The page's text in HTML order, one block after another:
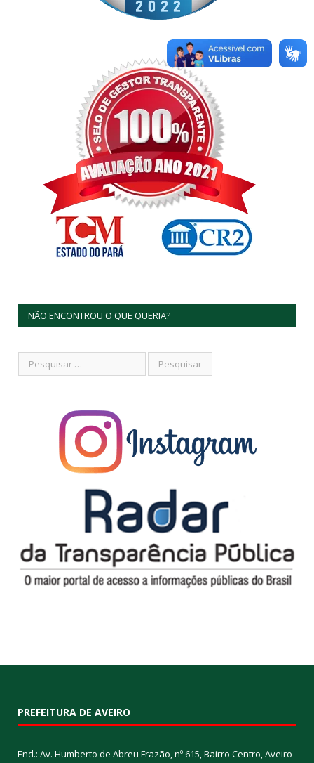
NÃO ENCONTROU O QUE QUERIA?
PREFEITURA DE AVEIRO
End.: Av. Humberto de Abreu Frazão, nº 615, Bairro Centro, Aveiro